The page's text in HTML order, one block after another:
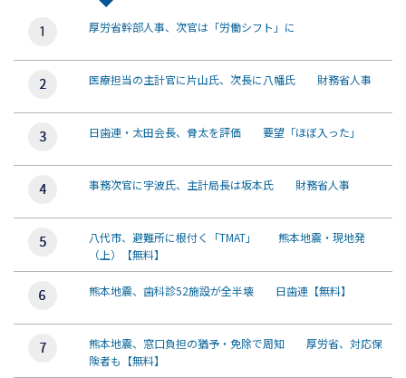
厚労省幹部人事、次官は「労働シフト」に
医療担当の主計官に片山氏、次長に八幡氏 財務省人事
日歯連・太田会長、骨太を評価 要望「ほぼ入った」
事務次官に宇波氏、主計局長は坂本氏 財務省人事
八代市、避難所に根付く「TMAT」 熊本地震・現地発
（上）【無料】
熊本地震、歯科診52施設が全半壊 日歯連【無料】
熊本地震、窓口負担の猶予・免除で周知 厚労省、対応保
険者も【無料】